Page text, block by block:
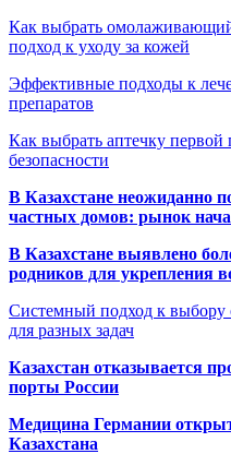
Как выбрать
подход к уходу за кожей
Эффективные подходы к
препаратов
Как выбрать аптечку
безопасности
В Казахстане неожиданно
частных домов: рынок
В Казахстане выявлено
родников для укрепления
Системный подход к выбору
для разных задач
Казахстан отказывается
порты России
Медицина Германии
Казахстана